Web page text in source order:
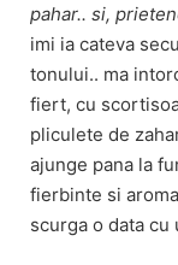
pahar.. si,
imi ia cateva
tonului.. ma
fiert, cu
pliculete de
ajunge pana la
fierbinte si
scurga o data